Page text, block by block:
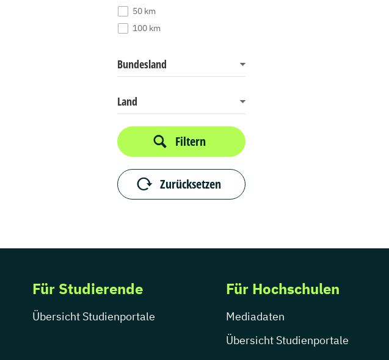
50 km
100 km
Bundesland
Land
Filtern
Zurücksetzen
Für Studierende
Übersicht Studienportale
Für Hochschulen
Mediadaten
Übersicht Studienportale